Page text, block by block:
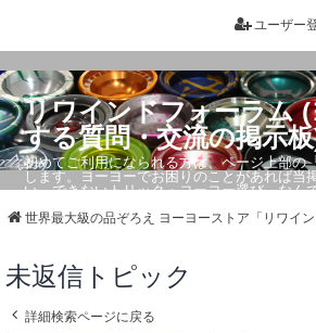
ユーザー
リワインドフォーラム
する質問・交流の掲示
初めてご利用になられる方は、ページ上部の
します。ヨーヨーでお困りのことがあれば当
い。できないトリック・ヨーヨー選び、なん
世界最大級の品ぞろえ ヨーヨーストア「リワイン
未返信トピック
詳細検索ページに戻る